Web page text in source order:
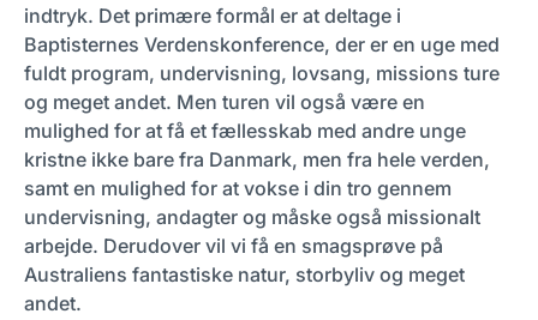
indtryk. Det primære formål er at deltage i
Baptisternes Verdenskonference, der er en uge med
fuldt program, undervisning, lovsang, missions ture
og meget andet. Men turen vil også være en
mulighed for at få et fællesskab med andre unge
kristne ikke bare fra Danmark, men fra hele verden,
samt en mulighed for at vokse i din tro gennem
undervisning, andagter og måske også missionalt
arbejde. Derudover vil vi få en smagsprøve på
Australiens fantastiske natur, storbyliv og meget
andet.